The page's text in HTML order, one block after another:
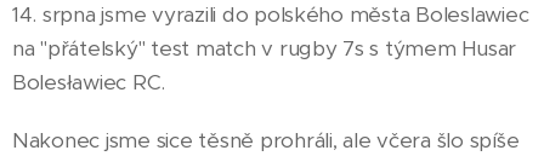
14. srpna jsme vyrazili do polského města Boleslawiec
na "přátelský" test match v rugby 7s s týmem Husar
Bolesławiec RC.
Nakonec jsme sice těsně prohráli, ale včera šlo spíše